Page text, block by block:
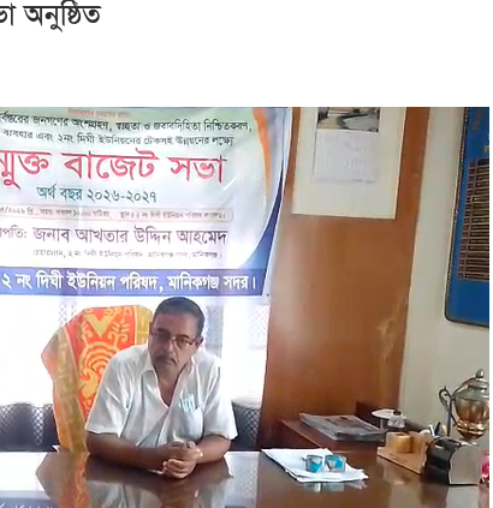
অনুষ্ঠিত